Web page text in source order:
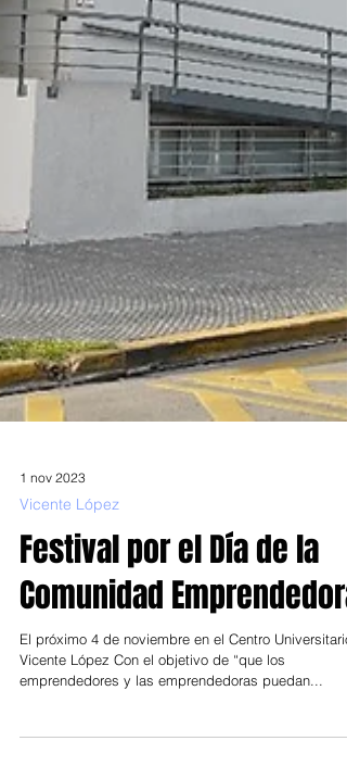
1 nov 2023
Vicente López
Festival por el Día de la
Comunidad Emprendedora
El próximo 4 de noviembre en el Centro Universitario